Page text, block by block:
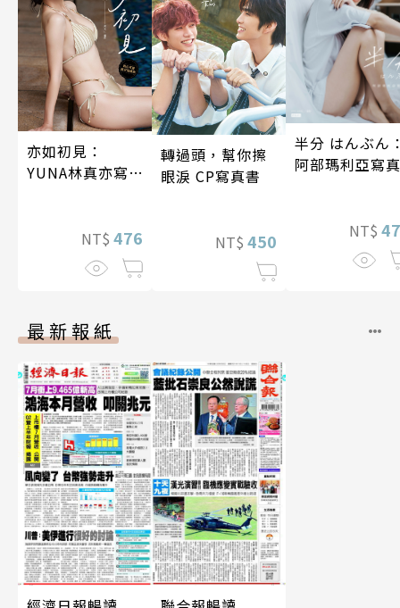
亦如初見：
YUNA林真亦寫
NT$ 476
轉過頭，幫你擦
眼淚 CP寫真書
NT$ 450
半分 はんぶん
阿部瑪利亞寫真
NT$
最新報紙